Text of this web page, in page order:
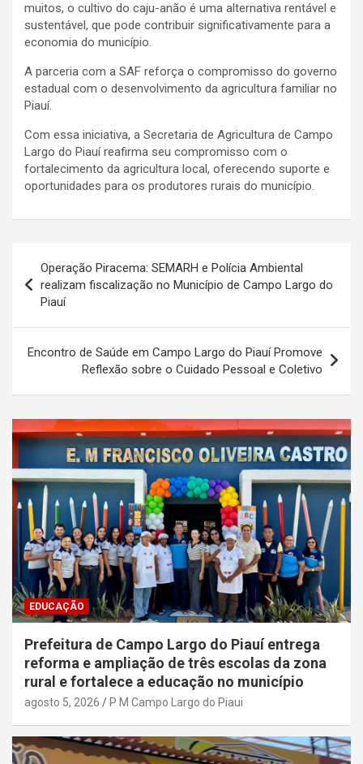
muitos, o cultivo do caju-anão é uma alternativa rentável e
sustentável, que pode contribuir significativamente para a
economia do município.
A parceria com a SAF reforça o compromisso do governo
estadual com o desenvolvimento da agricultura familiar no
Piauí.
Com essa iniciativa, a Secretaria de Agricultura de Campo
Largo do Piauí reafirma seu compromisso com o
fortalecimento da agricultura local, oferecendo suporte e
oportunidades para os produtores rurais do município.
de
Post
Operação Piracema: SEMARH e Polícia Ambiental
realizam fiscalização no Município de Campo Largo do
Piauí
Encontro de Saúde em Campo Largo do Piauí Promove
Reflexão sobre o Cuidado Pessoal e Coletivo
EDUCAÇÃO
Prefeitura de Campo Largo do Piauí entrega
reforma e ampliação de três escolas da zona
rural e fortalece a educação no município
agosto 5, 2026 P M Campo Largo do Piaui